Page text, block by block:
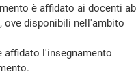
è affidato ai docenti
ove disponibili nell'ambito
l'insegnamento